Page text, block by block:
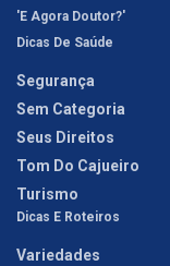
'E Agora Doutor?'
Dicas De Saúde
Segurança
Sem Categoria
Seus Direitos
Tom Do Cajueiro
Turismo
Dicas E Roteiros
Variedades